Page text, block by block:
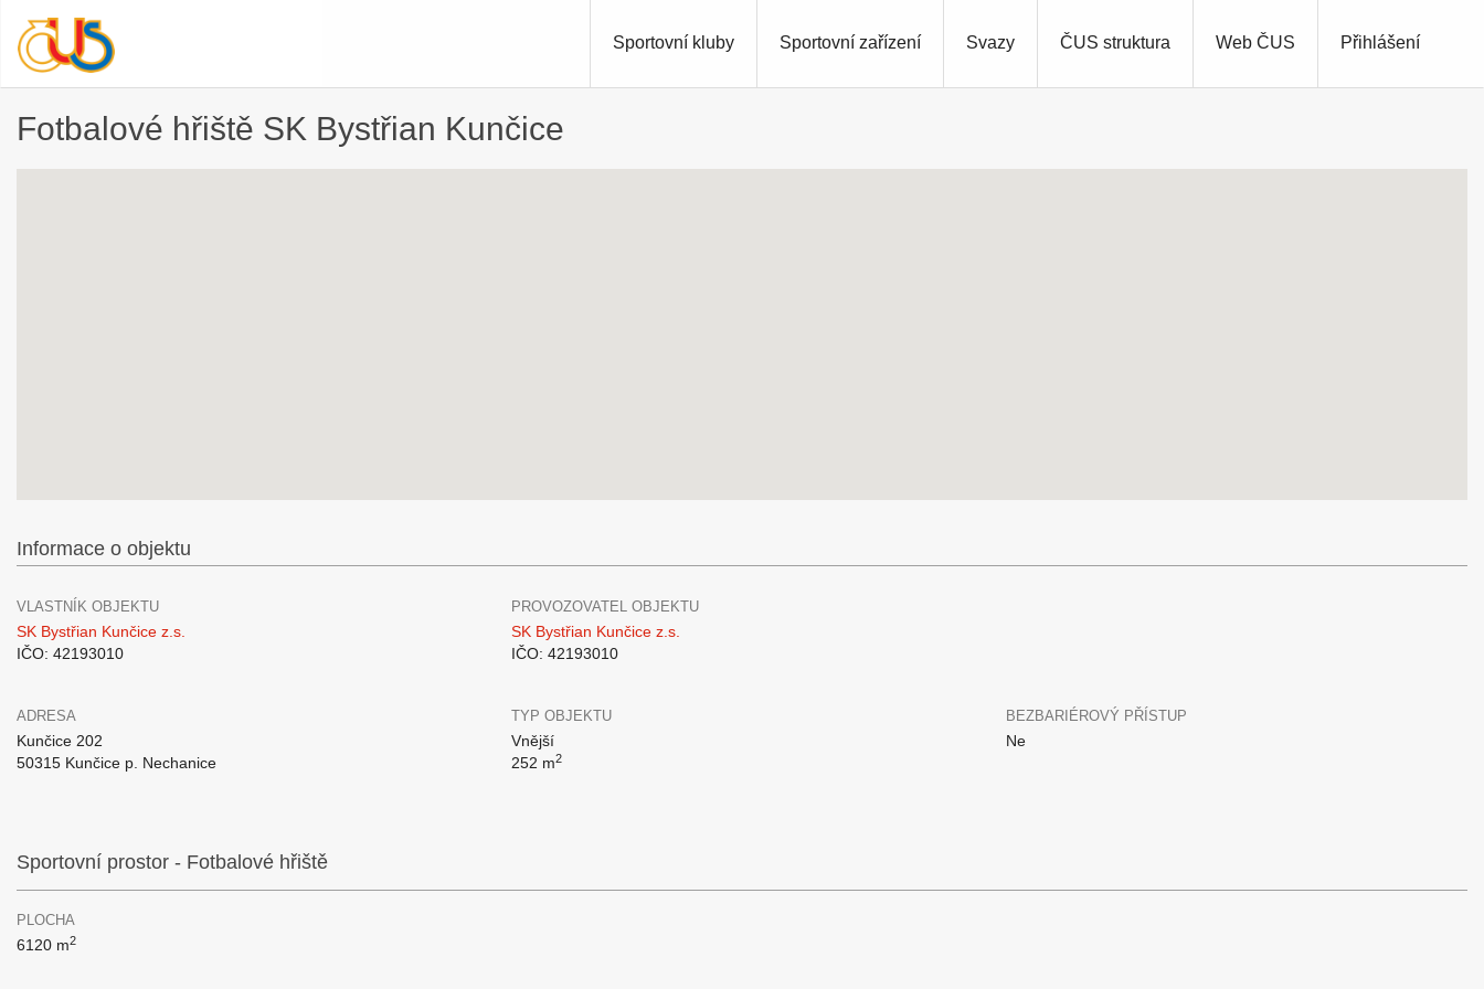
Přihlášení
Sportovní kluby Sportovní zařízení Svazy ČUS struktura Web ČUS
Fotbalové hřiště SK Bystřian Kunčice
Informace o objektu
VLASTNÍK OBJEKTU
SK Bystřian Kunčice z.s.
IČO: 42193010
PROVOZOVATEL OBJEKTU
SK Bystřian Kunčice z.s.
IČO: 42193010
ADRESA
Kunčice 202
50315 Kunčice p. Nechanice
TYP OBJEKTU
Vnější
252 m2
BEZBARIÉROVÝ PŘÍSTUP
Ne
Sportovní prostor - Fotbalové hřiště
PLOCHA
6120 m2